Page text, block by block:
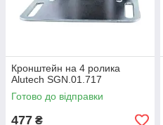
Кронштейн на 4 ролика
Alutech SGN.01.717
Готово до відправки
477 ₴